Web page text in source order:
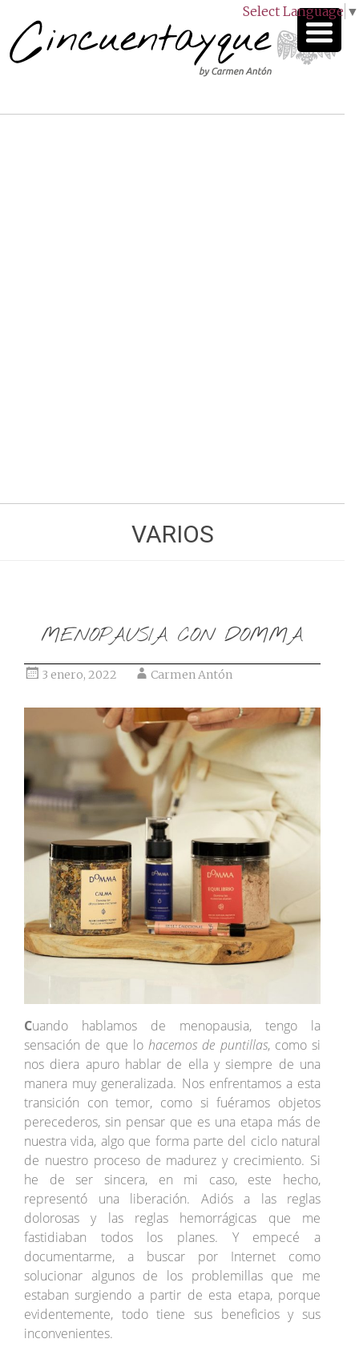
Select Language ▼
VARIOS
MENOPAUSIA CON DOMMA
3 enero, 2022 Carmen Antón
Cuando hablamos de menopausia, tengo la
sensación de que lohacemos de puntillas, como si
nos diera apuro hablar de ella y siempre de una
manera muy generalizada. Nos enfrentamos a esta
transición con temor, como si fuéramos objetos
perecederos, sin pensar que es una etapa más de
nuestra vida, algo que forma parte del ciclo natural
de nuestro proceso de madurez y crecimiento. Si
he de ser sincera, en mi caso, este hecho,
representó una liberación. Adiós a las reglas
dolorosas y las reglas hemorrágicas que me
fastidiaban todos los planes. Y empecé a
documentarme, a buscar por Internet como
solucionar algunos de los problemillas que me
estaban surgiendo a partir de esta etapa, porque
evidentemente, todo tiene sus beneficios y sus
inconvenientes.